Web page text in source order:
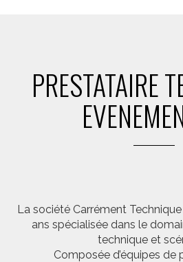
PRESTATAIRE
La société Carrément
ans spécialisée dans le
technique et
Composée d’équipes de